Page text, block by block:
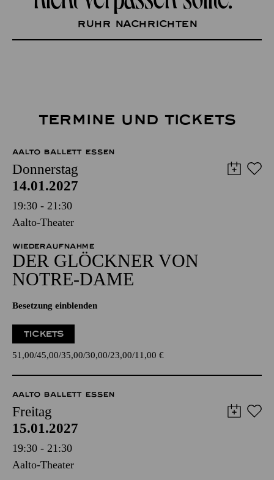
Ruhr Nachrichten
TERMINE UND TICKETS
AALTO BALLETT ESSEN
Donnerstag
14.01.2027
19:30 - 21:30
Aalto-Theater
WIEDERAUFNAHME
DER GLÖCKNER­ VON
NOTRE-DAME
Besetzung einblenden
TICKETS
51,00 45,00 35,00 30,00 23,00 11,00 €
AALTO BALLETT ESSEN
Freitag
15.01.2027
19:30 - 21:30
Aalto-Theater